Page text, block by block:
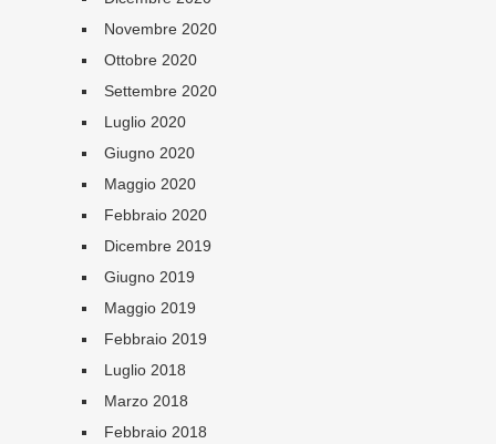
Novembre 2020
Ottobre 2020
Settembre 2020
Luglio 2020
Giugno 2020
Maggio 2020
Febbraio 2020
Dicembre 2019
Giugno 2019
Maggio 2019
Febbraio 2019
Luglio 2018
Marzo 2018
Febbraio 2018